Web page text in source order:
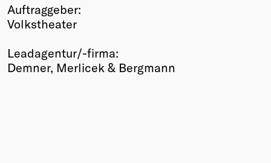
Annual
Auftraggeber:
Volkstheater
Leadagentur/-firma:
Demner, Merlicek & Bergmann